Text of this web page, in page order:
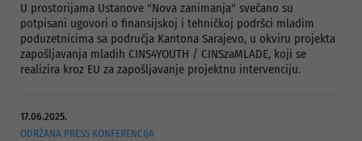
U prostorijama Ustanove "Nova zanimanja" svečano su
potpisani ugovori o finansijskoj i tehničkoj podršci mladim
poduzetnicima sa područja Kantona Sarajevo, u okviru projekta
zapošljavanja mladih CINS4YOUTH / CINSzaMLADE, koji se
realizira kroz EU za zapošljavanje projektnu intervenciju.
17.06.2025.
ODRŽANA PRESS KONFERENCIJA